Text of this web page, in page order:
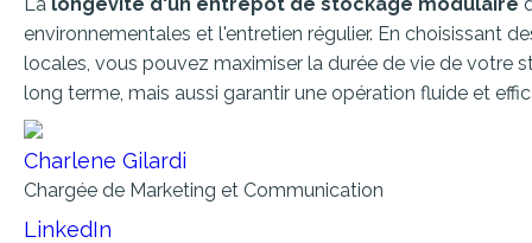
environnementales et l'entretien régulier. En choisissant
locales, vous pouvez maximiser la durée de vie de votre
long terme, mais aussi garantir une opération fluide et
Charlene Gilardi
Chargée de Marketing et Communication
LinkedIn